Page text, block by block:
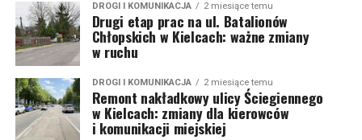
DROGI I KOMUNIKACJA 2 miesiące temu
Drugi etap prac na ul. Batalionów
Chłopskich w Kielcach: ważne zmiany
w ruchu
DROGI I KOMUNIKACJA 2 miesiące temu
Remont nakładkowy ulicy Ściegiennego
w Kielcach: zmiany dla kierowców
i komunikacji miejskiej